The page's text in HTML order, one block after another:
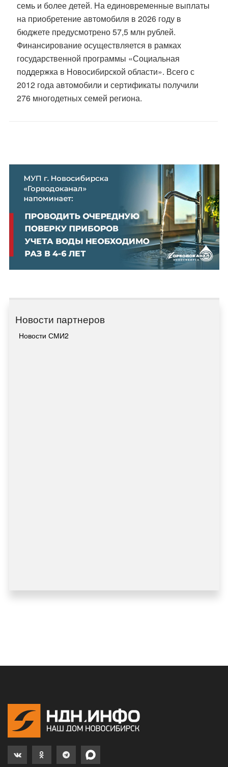
семь и более детей. На единовременные выплаты
на приобретение автомобиля в 2026 году в
бюджете предусмотрено 57,5 млн рублей.
Финансирование осуществляется в рамках
государственной программы «Социальная
поддержка в Новосибирской области». Всего с
2012 года автомобили и сертификаты получили
276 многодетных семей региона.
Новости партнеров
Новости СМИ2